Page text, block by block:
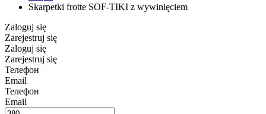
Skarpetki frotte SOF-TIKI z wywinięciem
Zaloguj się
Zarejestruj się
Zaloguj się
Zarejestruj się
Телефон
Email
Телефон
Email